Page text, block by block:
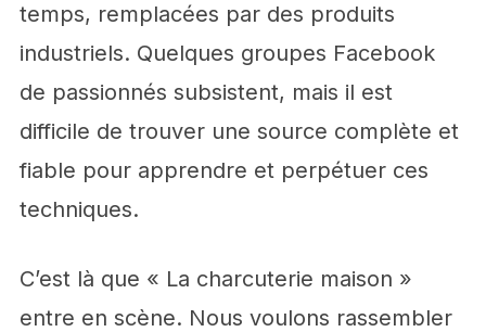
temps, remplacées par des produits
industriels. Quelques groupes Facebook
de passionnés subsistent, mais il est
difficile de trouver une source complète et
fiable pour apprendre et perpétuer ces
techniques.
C’est là que « La charcuterie maison »
entre en scène. Nous voulons rassembler